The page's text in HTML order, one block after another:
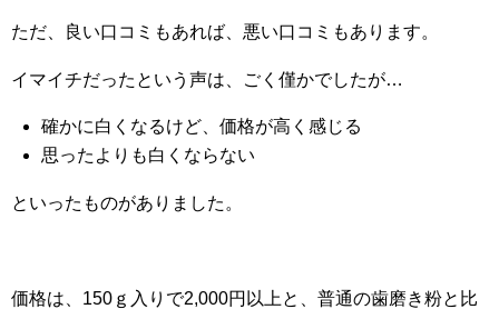
ただ、良い口コミもあれば、悪い口コミもあります。
イマイチだったという声は、ごく僅かでしたが…
確かに白くなるけど、価格が高く感じる
思ったよりも白くならない
といったものがありました。
価格は、150ｇ入りで2,000円以上と、普通の歯磨き粉と比